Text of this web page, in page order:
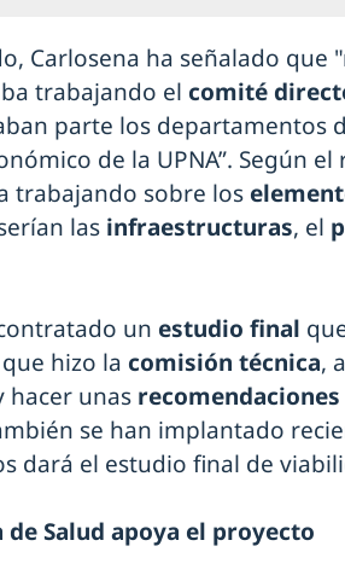
Carlosena ha señalado que
trabajando el comité
parte los departamentos
de la UPNA”. Según
trabajando sobre los
las infraestructuras, el
un estudio final
hizo la comisión técnica,
hacer unas recomendaciones
se han implantado
dará el estudio final de
de Salud apoya el proyecto